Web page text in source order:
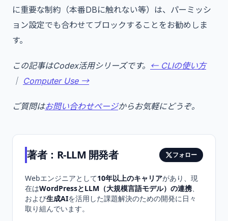
に重要な制約（本番DBに触れない等）は、パーミッシ
ョン設定でも合わせてブロックすることをお勧めしま
す。
この記事はCodex活用シリーズです。 ← CLIの使い方
｜ Computer Use →
ご質問はお問い合わせページからお気軽にどうぞ。
著者： R-LLM 開発者 フォロー
Webエンジニアとして10年以上のキャリアがあり、現
在はWordPressとLLM（大規模言語モデル）の連携、
および生成AIを活用した課題解決のための開発に日々
取り組んでいます。